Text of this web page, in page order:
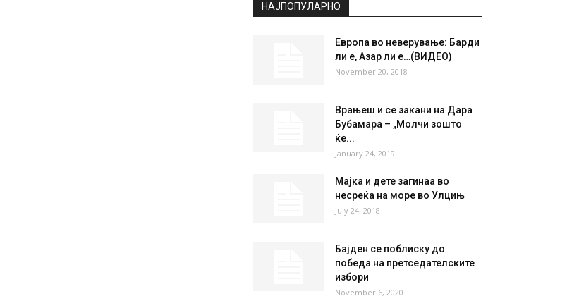
НАЈПОПУЛАРНО
Европа во неверување: Барди
ли е, Азар ли е…(ВИДЕО)
November 20, 2018
Врањеш и се закани на Дара
Бубамара – „Молчи зошто
ќе...
January 24, 2019
Мајка и дете загинаа во
несреќа на море во Улцињ
July 24, 2018
Бајден се поблиску до
победа на претседателските
избори
November 6, 2020